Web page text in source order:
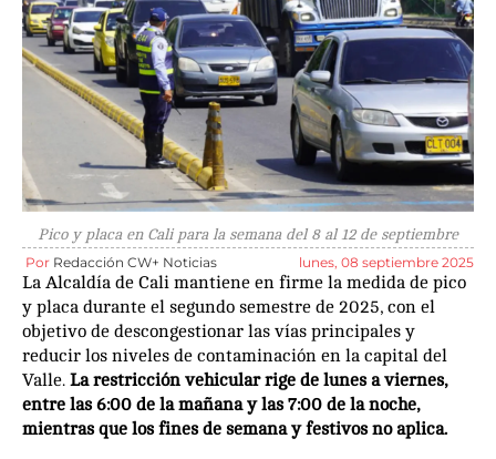
Pico y placa en Cali para la semana del 8 al 12 de septiembre
Por Redacción CW+ Noticias lunes, 08 septiembre 2025
La Alcaldía de Cali mantiene en firme la medida de pico
y placa durante el segundo semestre de 2025, con el
objetivo de descongestionar las vías principales y
reducir los niveles de contaminación en la capital del
Valle. La restricción vehicular rige de lunes a viernes,
entre las 6:00 de la mañana y las 7:00 de la noche,
mientras que los fines de semana y festivos no aplica.